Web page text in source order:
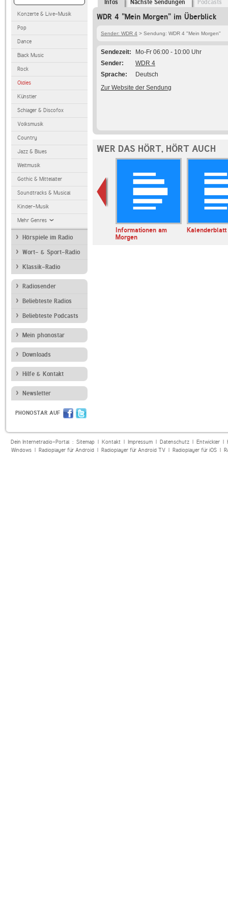
Konzerte & Live-Musik
Pop
Dance
Black Music
Rock
Oldies
Künstler
Schlager & Discofox
Volksmusik
Country
Jazz & Blues
Weltmusik
Gothic & Mittelalter
Soundtracks & Musical
Kinder-Musik
Mehr Genres
Hörspiele im Radio
Wort- & Sport-Radio
Klassik-Radio
Radiosender
Beliebteste Radios
Beliebteste Podcasts
Mein phonostar
Downloads
Hilfe & Kontakt
Newsletter
PHONOSTAR AUF
Infos Nächste Sendungen Podcasts
WDR 4 "Mein Morgen" im Überblick
Sender: WDR 4 > Sendung: WDR 4 "Mein Morgen"
Sendezeit
Mo-Fr 06:00 - 10:00 Uhr
Sender
WDR 4
Sprache
Deutsch
Zur Website der Sendung
WER DAS HÖRT, HÖRT AUCH
ARD Radiofestival:
Jazz
Informationen am
Morgen
Kalenderblatt
Dein Internetradio-Portal : Sitemap| Kontakt| Impressum| Datenschutz| Entwickler|
Windows| Radioplayer für Android| Radioplayer für Android TV| Radioplayer für iOS|